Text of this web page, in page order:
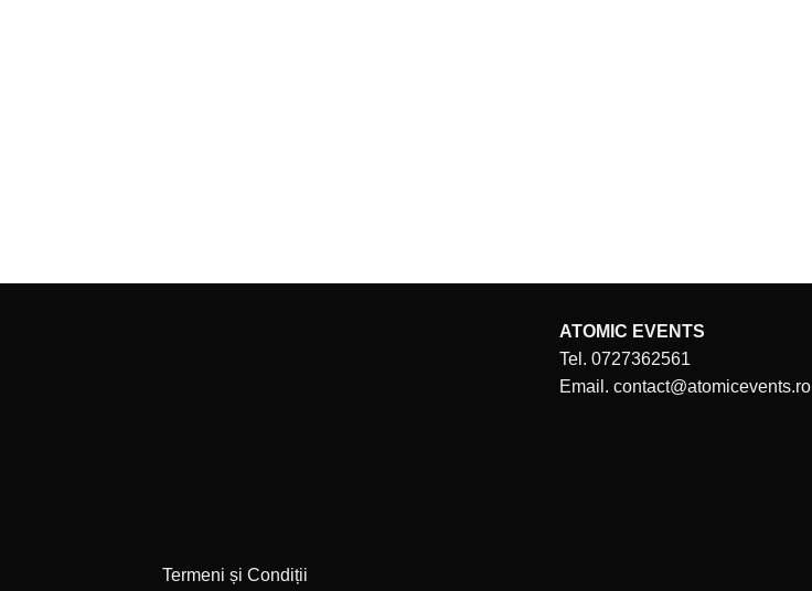
ATOMIC EVENTS
Tel. 0727362561
Email. contact@atomicevents.ro
Termeni și Condiții